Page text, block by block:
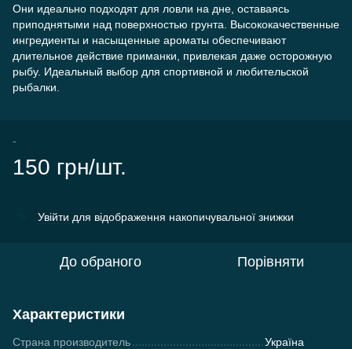
Они идеально подходят для ловли на дне, оставаясь
приподнятыми над поверхностью грунта. Высококачественные
ингредиенты и насыщенные ароматы обеспечивают
длительное действие приманки, привлекая даже осторожную
рыбу. Идеальный выбор для спортивной и любительской
рыбалки.
-
150 грн/шт.
Увійти для відображення накопичувальної знижки
До обраного Порівняти
Характеристики
Страна производитель Україна